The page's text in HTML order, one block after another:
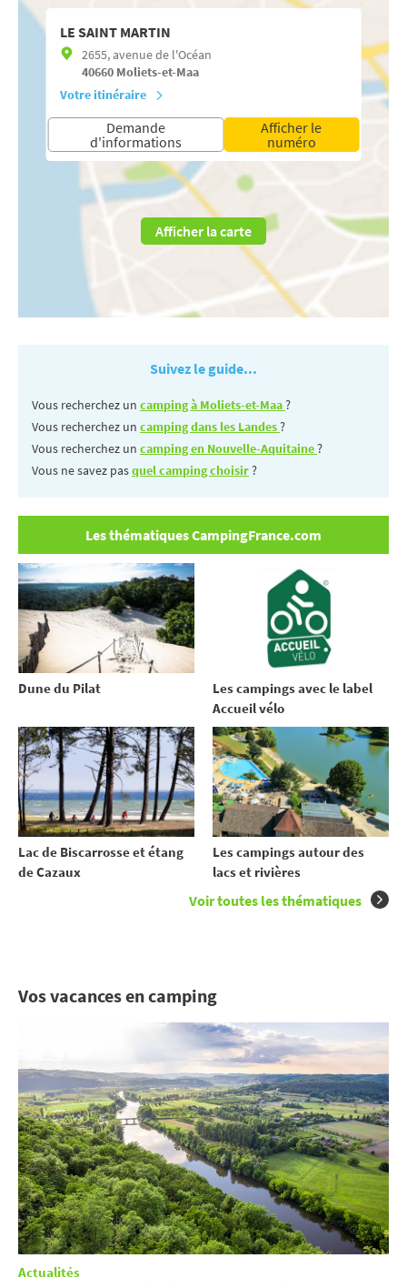
LE SAINT MARTIN
2655, avenue de l'Océan
40660 Moliets-et-Maa
Votre itinéraire
Demande
d'informations
Afficher le
numéro
Afficher la carte
Suivez le guide...
Vous recherchez un camping à Moliets-et-Maa?
Vous recherchez un camping dans les Landes?
Vous recherchez un camping en Nouvelle-Aquitaine?
Vous ne savez pasquel camping choisir?
Les thématiques CampingFrance.com
Dune du Pilat
Les campings avec le label
Accueil vélo
Lac de Biscarrosse et étang
de Cazaux
Les campings autour des
lacs et rivières
Voir toutes les thématiques
Vos vacances en camping
Actualités